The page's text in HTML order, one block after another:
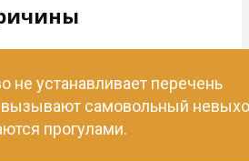
не устанавливает перечень
вызывают самовольный
прогулами.